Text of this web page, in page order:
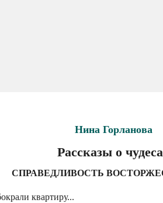
Нина Горланова
Рассказы о
СПРАВЕДЛИВОСТЬ
квартиру...